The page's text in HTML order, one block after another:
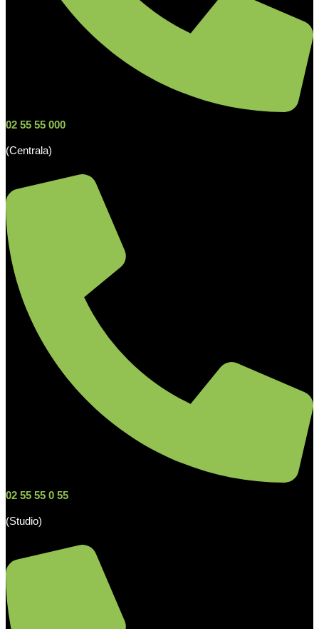
02 55 55 000
(Centrala)
02 55 55 0 55
(Studio)